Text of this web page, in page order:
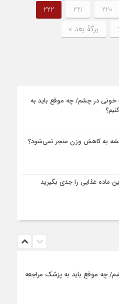
220
221
222
برگهٔ بعد »
خونی در چشم/ چه موقع باید به
به کاهش وزن منجر نمی‌شود؟
غذایی را جدی بگیرید
چه موقع باید به پزشک مراجعه